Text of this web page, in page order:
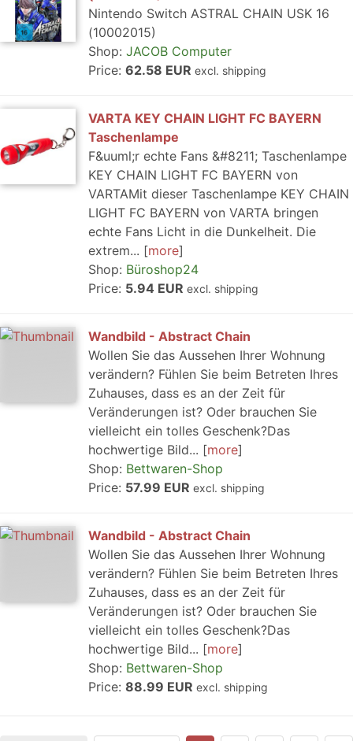
Nintendo Switch ASTRAL CHAIN USK 16
(10002015)
Shop: JACOB Computer
Price: 62.58 EUR excl. shipping
VARTA KEY CHAIN LIGHT FC BAYERN
Taschenlampe
F&uuml;r echte Fans &#8211; Taschenlampe
KEY CHAIN LIGHT FC BAYERN von
VARTAMit dieser Taschenlampe KEY CHAIN
LIGHT FC BAYERN von VARTA bringen
echte Fans Licht in die Dunkelheit. Die
extrem...
more
Shop: Büroshop24
Price: 5.94 EUR excl. shipping
Wandbild - Abstract Chain
Wollen Sie das Aussehen Ihrer Wohnung
verändern? Fühlen Sie beim Betreten Ihres
Zuhauses, dass es an der Zeit für
Veränderungen ist? Oder brauchen Sie
vielleicht ein tolles Geschenk?Das
hochwertige Bild...
more
Shop: Bettwaren-Shop
Price: 57.99 EUR excl. shipping
Wandbild - Abstract Chain
Wollen Sie das Aussehen Ihrer Wohnung
verändern? Fühlen Sie beim Betreten Ihres
Zuhauses, dass es an der Zeit für
Veränderungen ist? Oder brauchen Sie
vielleicht ein tolles Geschenk?Das
hochwertige Bild...
more
Shop: Bettwaren-Shop
Price: 88.99 EUR excl. shipping